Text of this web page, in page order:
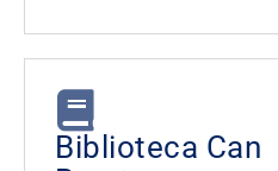
Biblioteca Can